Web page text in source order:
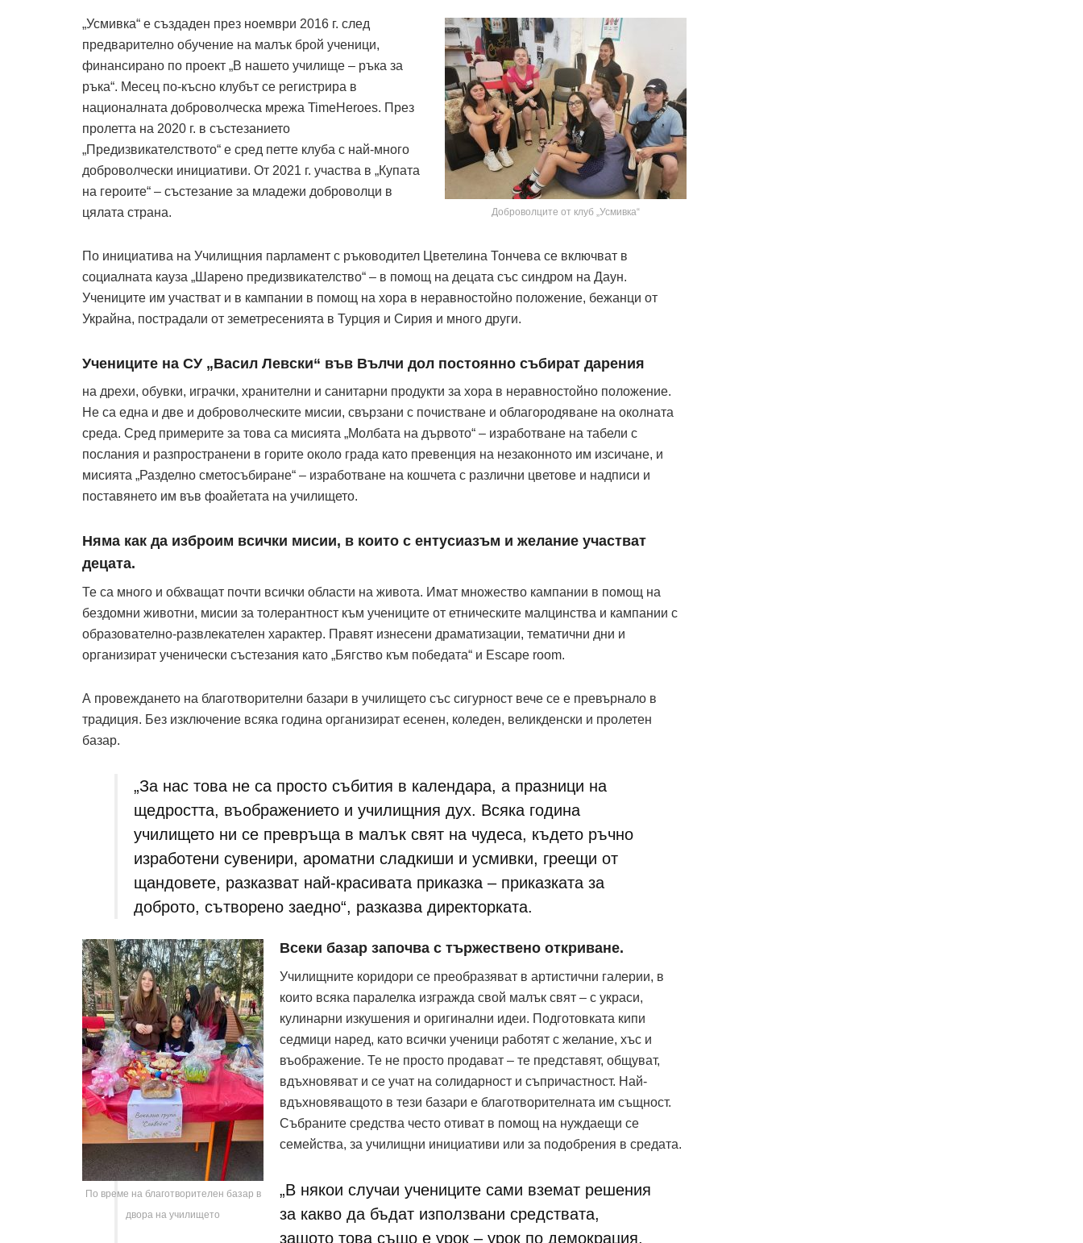
Доброволците от клуб „Усмивка“
„Усмивка“ е създаден през ноември 2016 г. след
предварително обучение на малък брой ученици,
финансирано по проект „В нашето училище – ръка за
ръка“. Месец по-късно клубът се регистрира в
националната доброволческа мрежа TimeHeroes. През
пролетта на 2020 г. в състезанието
„Предизвикателството“ е сред петте клуба с най-много
доброволчески инициативи. От 2021 г. участва в „Купата
на героите“ – състезание за младежи доброволци в
цялата страна.
По инициатива на Училищния парламент с ръководител Цветелина Тончева се включват в
социалната кауза „Шарено предизвикателство“ – в помощ на децата със синдром на Даун.
Учениците им участват и в кампании в помощ на хора в неравностойно положение, бежанци от
Украйна, пострадали от земетресенията в Турция и Сирия и много други.
Учениците на СУ „Васил Левски“ във Вълчи дол постоянно събират дарения
на дрехи, обувки, играчки, хранителни и санитарни продукти за хора в неравностойно положение.
Не са една и две и доброволческите мисии, свързани с почистване и облагородяване на околната
среда. Сред примерите за това са мисията „Молбата на дървото“ – изработване на табели с
послания и разпространени в горите около града като превенция на незаконното им изсичане, и
мисията „Разделно сметосъбиране“ – изработване на кошчета с различни цветове и надписи и
поставянето им във фоайетата на училището.
Няма как да изброим всички мисии, в които с ентусиазъм и желание участват
децата.
Те са много и обхващат почти всички области на живота. Имат множество кампании в помощ на
бездомни животни, мисии за толерантност към учениците от етническите малцинства и кампании с
образователно-развлекателен характер. Правят изнесени драматизации, тематични дни и
организират ученически състезания като „Бягство към победата“ и Escape room.
А провеждането на благотворителни базари в училището със сигурност вече се е превърнало в
традиция. Без изключение всяка година организират есенен, коледен, великденски и пролетен
базар.
„За нас това не са просто събития в календара, а празници на
щедростта, въображението и училищния дух. Всяка година
училището ни се превръща в малък свят на чудеса, където ръчно
изработени сувенири, ароматни сладкиши и усмивки, греещи от
щандовете, разказват най-красивата приказка – приказката за
доброто, сътворено заедно“, разказва директорката.
По време на благотворителен базар в
двора на училището
Всеки базар започва с тържествено откриване.
Училищните коридори се преобразяват в артистични галерии, в
които всяка паралелка изгражда свой малък свят – с украси,
кулинарни изкушения и оригинални идеи. Подготовката кипи
седмици наред, като всички ученици работят с желание, хъс и
въображение. Те не просто продават – те представят, общуват,
вдъхновяват и се учат на солидарност и съпричастност. Най-
вдъхновяващото в тези базари е благотворителната им същност.
Събраните средства често отиват в помощ на нуждаещи се
семейства, за училищни инициативи или за подобрения в средата.
„В някои случаи учениците сами вземат решения
за какво да бъдат използвани средствата,
защото това също е урок – урок по демокрация,